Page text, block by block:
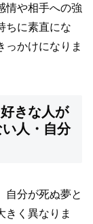
情や相手への強
ちに素直にな
っかけになりま
きな人が
人・自分
自分が死ぬ夢と
きく異なりま